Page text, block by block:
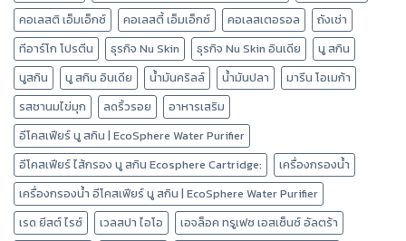
คอเลสติ เอ็มเอ็กซ์
คอเลสตี้ เอ็มเอ็กซ์ คอเลสเตอรอล
ถังเช่า
ทีอาร์โก โปรตีน
ธุรกิจ Nu Skin ธุรกิจ Nu Skin อินเดีย
นู สกิน
นูสกิน
นู สกิน อินเดีย น้ำมันคริลล์ น้ำมันปลา
มารีน โอเมก้า
รสชานมไข่มุก
ลดริ้วรอย
อาหารเสริม
อีโคสเฟียร์ นู สกิน | EcoSphere Water Purifier
อีโคสเฟียร์ ไส้กรอง นู สกิน Ecosphere Cartridge:
เครื่องกรองน้ำ
เครื่องกรองน้ำ อีโคสเฟียร์ นู สกิน | EcoSphere Water Purifier
เรด ยีสต์ ไรซ์
เวลสปา ไอโอ
เอจล็อค ทรูเฟซ เอสเซ็นซ์ อัลตร้า